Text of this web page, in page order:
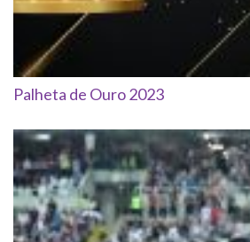
Palheta de Ouro 2023